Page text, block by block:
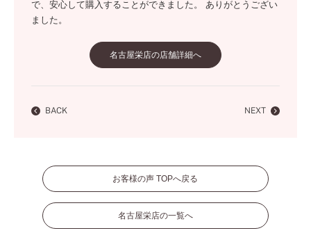
で、安心して購入することができました。 ありがとうござい
ました。
名古屋栄店の店舗詳細へ
BACK NEXT
お客様の声 TOPへ戻る
名古屋栄店の一覧へ